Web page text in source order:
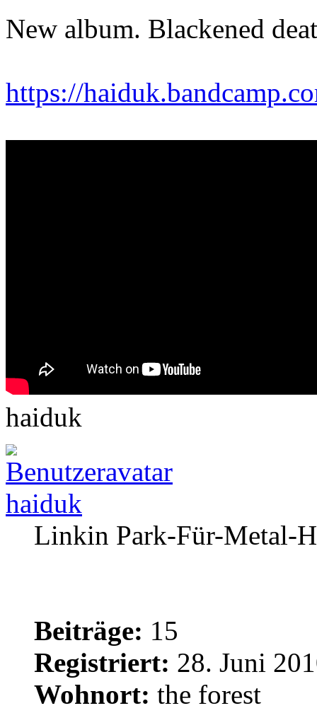
New album. Blackened
https://
haiduk
haiduk
Linkin Park-Für-Metal-
Beiträge: 15
Registriert: 28. Juni
Wohnort: the forest